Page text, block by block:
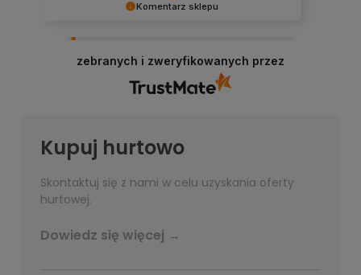
Komentarz sklepu
zebranych i zweryfikowanych przez
Kupuj hurtowo
Skontaktuj się z nami w celu uzyskania oferty
hurtowej.
Dowiedz się więcej →